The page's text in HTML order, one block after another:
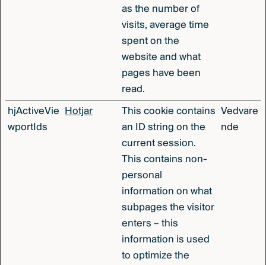
as the number of
visits, average time
spent on the
website and what
pages have been
read.
hjActiveVie
wportIds
Hotjar
This cookie contains
an ID string on the
current session.
This contains non-
personal
information on what
subpages the visitor
enters – this
information is used
to optimize the
Vedvare
nde